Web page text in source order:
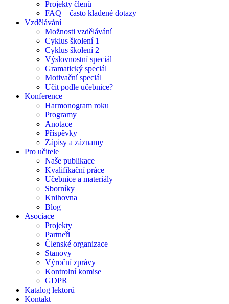
Projekty členů
FAQ – často kladené dotazy
Vzdělávání
Možnosti vzdělávání
Cyklus školení 1
Cyklus školení 2
Výslovnostní speciál
Gramatický speciál
Motivační speciál
Učit podle učebnice?
Konference
Harmonogram roku
Programy
Anotace
Příspěvky
Zápisy a záznamy
Pro učitele
Naše publikace
Kvalifikační práce
Učebnice a materiály
Sborníky
Knihovna
Blog
Asociace
Projekty
Partneři
Členské organizace
Stanovy
Výroční zprávy
Kontrolní komise
GDPR
Katalog lektorů
Kontakt